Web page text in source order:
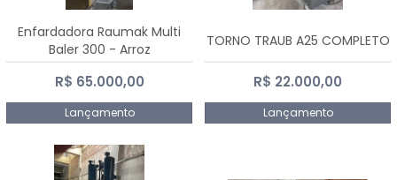
Enfardadora Raumak Multi
Baler 300 - Arroz
R$ 65.000,00
Lançamento
TORNO TRAUB A25 COMPLETO
R$ 22.000,00
Lançamento